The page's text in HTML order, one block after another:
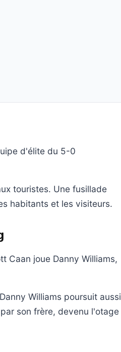
d'élite du 5-0
touristes. Une fusillade
habitants et les visiteurs.
Caan joue Danny Williams,
Williams poursuit aussi
son frère, devenu l'otage